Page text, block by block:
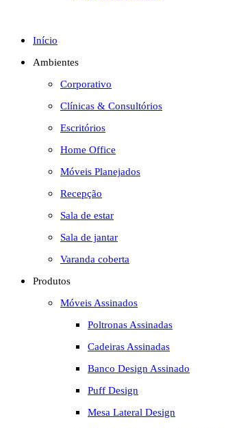
Início
Ambientes
Corporativo
Clínicas & Consultórios
Escritórios
Home Office
Móveis Planejados
Recepção
Sala de estar
Sala de jantar
Varanda coberta
Produtos
Móveis Assinados
Poltronas Assinadas
Cadeiras Assinadas
Banco Design Assinado
Puff Design
Mesa Lateral Design